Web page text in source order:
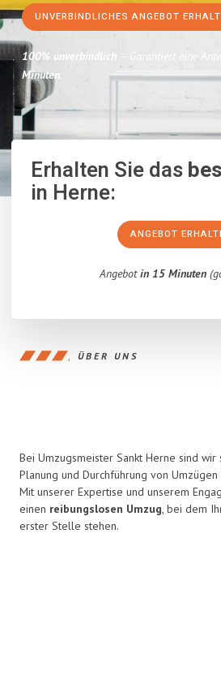
UNVERBINDLICHES ANGEBOT
100% unverbindlich – Garantiert eine
Minuten.
Erhalten Sie das
in Herne:
ANGEBOT
Angebotin 15 Minuten
ÜBER UNS
Bei Umzugsmeister Sankt Herne sind
Planung und Durchführung von
Mit unserer Expertise und unserem
einen reibungslosen Umzug, bei dem
erster Stelle stehen.